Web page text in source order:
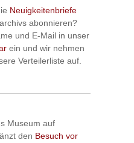
Neuigkeitenbriefe
abonnieren?
und E-Mail in unser
ein und wir nehmen
Verteilerliste auf.
Museum auf
den Besuch vor